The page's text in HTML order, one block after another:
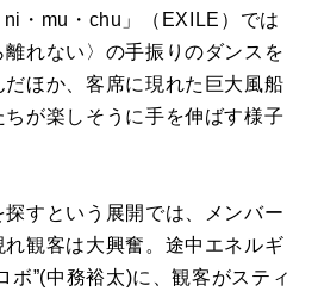
・mu・chu」（EXILE）では
離れない〉の手振りのダンスを
ほか、客席に現れた巨大風船
が楽しそうに手を伸ばす様子
すという展開では、メンバー
観客は大興奮。途中エネルギ
ボ”(中務裕太)に、観客がスティ